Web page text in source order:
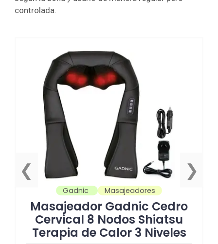
controlada.
Gadnic Masajeadores
Masajeador Gadnic Cedro
Cervical 8 Nodos Shiatsu
Terapia de Calor 3 Niveles
❮ ❯